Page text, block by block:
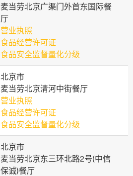
麦当劳北京广渠门外首东国际餐
厅
营业执照
食品经营许可证
食品安全监督量化分级
北京市
麦当劳北京清河中街餐厅
营业执照
食品经营许可证
食品安全监督量化分级
北京市
麦当劳北京东三环北路2号(中信
保诚)餐厅